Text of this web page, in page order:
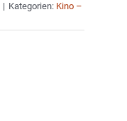
| Kategorien: Kino –